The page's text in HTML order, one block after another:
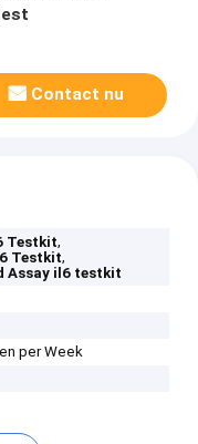
Contact nu
Testkit,
Testkit,
Assay il6 testkit
per Week